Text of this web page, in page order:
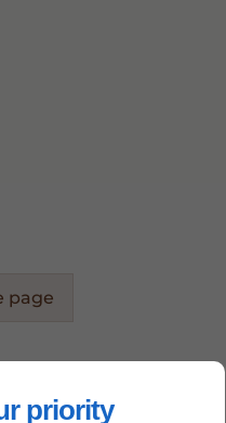
priority
page